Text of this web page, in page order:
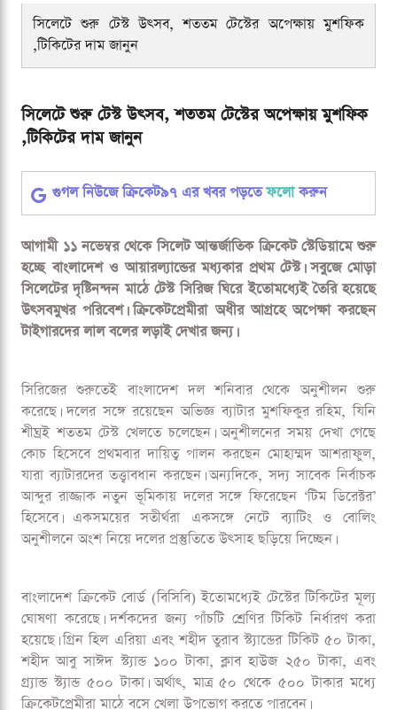
সিলেটে শুরু টেস্ট উৎসব, শততম টেস্টের অপেক্ষায় মুশফিক
সিলেটে শুরু টেস্ট উৎসব, শততম টেস্টের অপেক্ষায় মুশফিক
,টিকিটের দাম জানুন
আগামী ১১ নভেম্বর থেকে সিলেট আন্তর্জাতিক ক্রিকেট স্টেডিয়ামে শুরু
হচ্ছে বাংলাদেশ ও আয়ারল্যান্ডের মধ্যকার প্রথম টেস্ট। সবুজে মোড়া
সিলেটের দৃষ্টিনন্দন মাঠে টেস্ট সিরিজ ঘিরে ইতোমধ্যেই তৈরি হয়েছে
উৎসবমুখর পরিবেশ। ক্রিকেটপ্রেমীরা অধীর আগ্রহে অপেক্ষা করছেন
টাইগারদের লাল বলের লড়াই দেখার জন্য।
করেছে। দলের সঙ্গে রয়েছেন অভিজ্ঞ ব্যাটার মুশফিকুর রহিম, যিনি
শীঘ্রই শততম টেস্ট খেলতে চলেছেন। অনুশীলনের সময় দেখা গেছে
কোচ হিসেবে প্রথমবার দায়িত্ব পালন করছেন মোহাম্মদ আশরাফুল,
যারা ব্যাটারদের তত্ত্বাবধান করছেন। অন্যদিকে, সদ্য সাবেক নির্বাচক
আব্দুর রাজ্জাক নতুন ভূমিকায় দলের সঙ্গে ফিরেছেন ‘টিম ডিরেক্টর’
হিসেবে। একসময়ের সতীর্থরা একসঙ্গে নেটে ব্যাটিং ও বোলিং